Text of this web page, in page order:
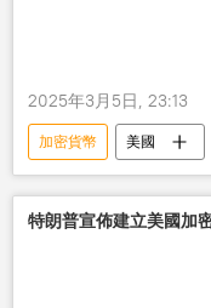
2025年3月5日, 23:13
加密貨幣 美國
戰略
儲備
特朗普宣佈建立美國加